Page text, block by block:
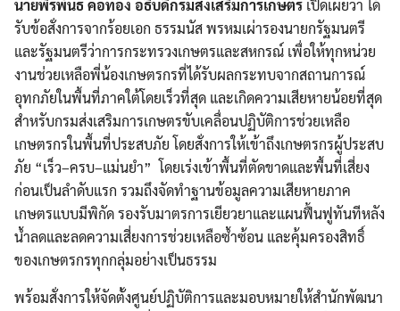
นายพีรพันธ์ คอทอง อธิบดีกรมส่งเสริมการเกษตร เปิดเผยว่า ได้
รับข้อสั่งการจากร้อยเอก ธรรมนัส พรหมเผ่ารองนายกรัฐมนตรี
และรัฐมนตรีว่าการกระทรวงเกษตรและสหกรณ์ เพื่อให้ทุกหน่วย
งานช่วยเหลือพี่น้องเกษตรกรที่ได้รับผลกระทบจากสถานการณ์
อุทกภัยในพื้นที่ภาคใต้โดยเร็วที่สุด และเกิดความเสียหายน้อยที่สุด
สำหรับกรมส่งเสริมการเกษตรขับเคลื่อนปฏิบัติการช่วยเหลือ
เกษตรกรในพื้นที่ประสบภัย โดยสั่งการให้เข้าถึงเกษตรกรผู้ประสบ
ภัย “เร็ว–ครบ–แม่นยำ” โดยเร่งเข้าพื้นที่ตัดขาดและพื้นที่เสี่ยง
ก่อนเป็นลำดับแรก รวมถึงจัดทำฐานข้อมูลความเสียหายภาค
เกษตรแบบมีพิกัด รองรับมาตรการเยียวยาและแผนฟื้นฟูทันทีหลัง
น้ำลดและลดความเสี่ยงการช่วยเหลือซ้ำซ้อน และคุ้มครองสิทธิ์
ของเกษตรกรทุกกลุ่มอย่างเป็นธรรม
พร้อมสั่งการให้จัดตั้งศูนย์ปฏิบัติการและมอบหมายให้สำนักพัฒนา